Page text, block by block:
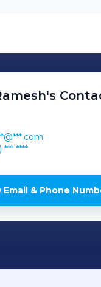
's
*** ****
Email & Phone